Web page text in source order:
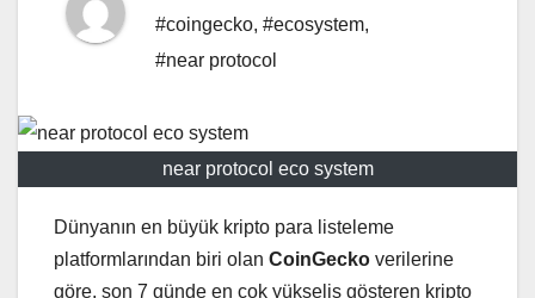
#coingecko, #ecosystem,
#near protocol
near protocol eco system
Dünyanın en büyük kripto para listeleme
platformlarından biri olan CoinGecko verilerine
göre, son 7 günde en çok yükseliş gösteren kripto